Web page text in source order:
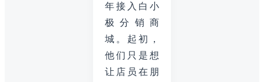
年接入白小
极分销商
城。起初，
他们只是想
让店员在朋